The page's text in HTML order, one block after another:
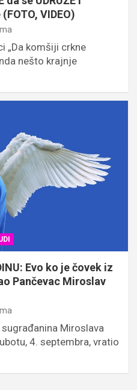
VIDEO)
„Da komšiji crkne
nešto krajnje
Evo ko je čovek iz
Pančevac Miroslav
Miroslava
4. septembra, vratio